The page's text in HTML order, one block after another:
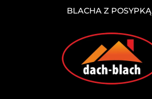
BLACHA Z POSYPKĄ